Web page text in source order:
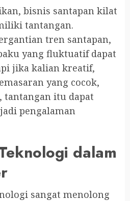
bisnis santapan kilat
tantangan.
tren santapan,
yang fluktuatif dapat
jika kalian kreatif,
yang cocok,
tantangan itu dapat
pengalaman
dalam
sangat menolong